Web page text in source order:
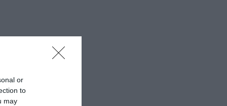
or
to
may